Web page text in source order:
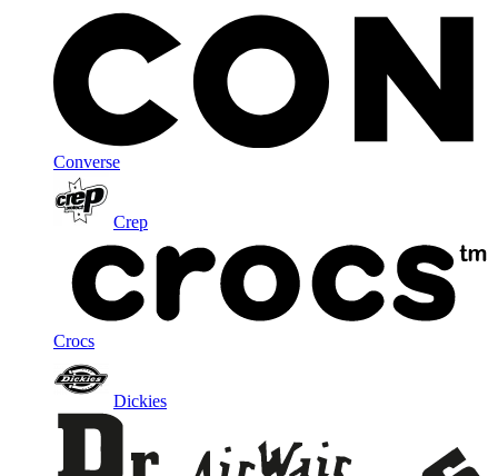
Converse
Crep
Crocs
Dickies